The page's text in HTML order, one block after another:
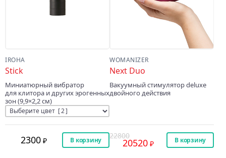
IROHA
Stick
Миниатюрный вибратор
для клитора и других эрогенных
зон (9,9×2,2 см)
2300 В корзину
WOMANIZER
Next Duo
Вакуумный стимулятор deluxe
двойного действия
22800
20520 В корзину